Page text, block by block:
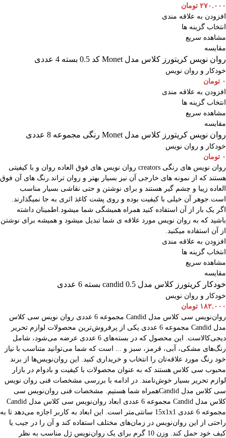
۲۷۰.۰۰۰ تومان
افزودن به علاقه مندی
انتخاب گزینه ها
مشاهده سریع
مقایسه
روان نویس کریتورز کلاس مدل Monet کد 0.5 بسته 4 عددی
خودکار و روان نویس
۰ تومان
افزودن به علاقه مندی
انتخاب گزینه ها
مشاهده سریع
مقایسه
روان نویس کریتورز کلاس مدل Monet رنگی مجموعه 8 عددی
خودکار و روان نویس
۰ تومان
روان نویس های رنگی creators روان نویس های فوق العاده روان و با کیفیتی
هستند که از نمونه های خارجی آن نیز بسیار بهتر و روان تراند.رنگ های آن فوق
العاده زیبا و چشم گیر هستند و برای نوشتن و حتی نقاشی بسیار مناسب
است.جوهر آن خیلی با کیفیت بوده و روی پشت کاغذ اثری به جا نمیگذارند.
اگر یک بار از آن استفاده کنید همراه همیشگی شما میشود.اطمینان داشته
باشید که به روان نویس مورد علاقه ی شما تبدیل میشود و همیشه برای نوشتن
از آن استفاده میکنید.
افزودن به علاقه مندی
انتخاب گزینه ها
مشاهده سریع
مقایسه
خودکار کریتورز کلاس مدل candid 0.5 بسته 6 عددی
خودکار و روان نویس
۱۸۲.۰۰۰ تومان
روان‌نویس سی کلاس مدل Candid مجموعه 6 عددی روان نویس سی کلاس
مدل Candid مجموعه 6 عددی یکی از پرفروش‌ترین محصولات لوازم تحریر
دیجی‌کالاست. این محصول که در بسته‌های 6 عددی عرضه می‌شود، شامل
رنگ‌های مشکی، آبی، قرمز، سبز و ... است که شما می‌توانید متناسب با نیاز
خود رنگ مورد علاقه‌تان را انتخاب و خریداری کنید. این روان‌نویس‌ها از برند
محبوب سی کلاس هستند که به عنوان محصولات با کیفیت و بادوام در بازار
لوازم تحریر بسیار خوش‌نامند. در ادامه با بررسی مشخصات فنی روان نویس
سی کلاس مدل Candidهمراه شما هستیم. مشخصات فنی روان‌نویس سی
کلاس مدل Candid مجموعه 6 عددی ابعاد روان‌نویس سی کلاس مدل Candid
مجموعه 6 عددی 15x1x1 سانتی‌متر است. این ابعاد به کاربر اجازه می‌دهد تا به
راحتی از این روان‌نویس در زمان‌های مختلف استفاده کند و آن را در جیب یا
کیف خود حمل کند. وزن 10 گرم برای یک روان‌نویس ژل مناسب به نظر